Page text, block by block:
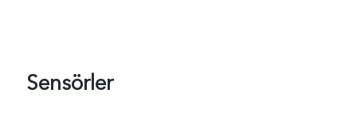
Sensörler